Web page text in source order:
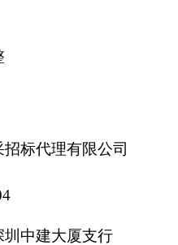
标代理有限公司
中建大厦支行